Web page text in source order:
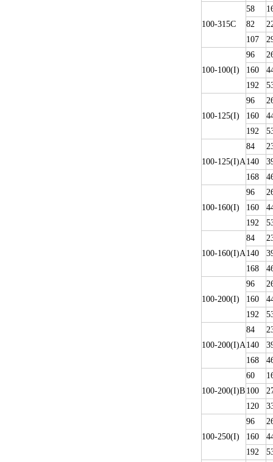
100-315C
58
82
107
100-100(I)
96
160
192
100-125(I)
96
160
192
100-125(I)A
84
140
168
100-160(I)
96
160
192
100-160(I)A
84
140
168
100-200(I)
96
160
192
100-200(I)A
84
140
168
100-200(I)B
60
100
120
100-250(I)
96
160
192